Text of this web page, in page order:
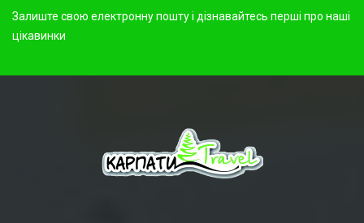
Залиште свою електронну пошту і дізнавайтесь перші про наші
цікавинки